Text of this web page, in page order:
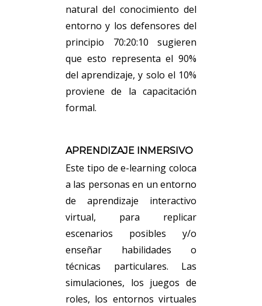
natural del conocimiento del
entorno y los defensores del
principio 70:20:10 sugieren
que esto representa el 90%
del aprendizaje, y solo el 10%
proviene de la capacitación
formal.
APRENDIZAJE INMERSIVO
Este tipo de e-learning coloca
a las personas en un entorno
de aprendizaje interactivo
virtual, para replicar
escenarios posibles y/o
enseñar habilidades o
técnicas particulares. Las
simulaciones, los juegos de
roles, los entornos virtuales